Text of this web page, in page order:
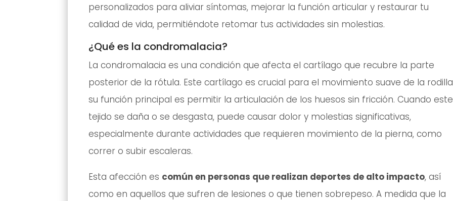
personalizados para aliviar síntomas, mejorar la función articular y restaurar tu
calidad de vida, permitiéndote retomar tus actividades sin molestias.
¿Qué es la condromalacia?
La condromalacia es una condición que afecta el cartílago que recubre la parte
posterior de la rótula. Este cartílago es crucial para el movimiento suave de la
su función principal es permitir la articulación de los huesos sin fricción. Cuando este
tejido se daña o se desgasta, puede causar dolor y molestias significativas,
especialmente durante actividades que requieren movimiento de la pierna, como
correr o subir escaleras.
Esta afección es común en personas que realizan deportes de alto impacto, así
como en aquellos que sufren de lesiones o que tienen sobrepeso. A medida que la